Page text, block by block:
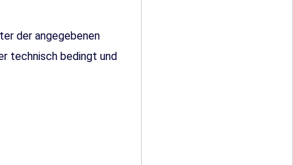
der angegebenen
technisch bedingt und